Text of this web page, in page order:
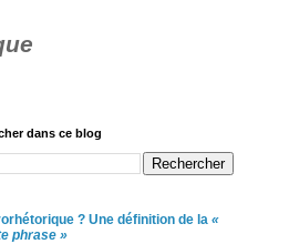
dans ce blog
? Une définition de la «
phrase »